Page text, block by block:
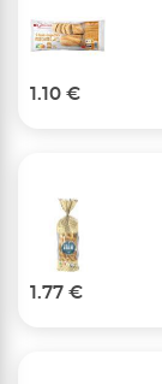
1.10 €
1.77 €